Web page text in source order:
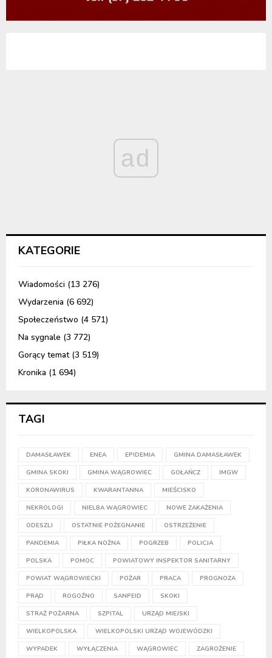
ad
KATEGORIE
Wiadomości (13 276)
Wydarzenia (6 692)
Społeczeństwo (4 571)
Na sygnale (3 772)
Gorący temat(3 519)
Kronika (1 694)
TAGI
DAMASŁAWEK ENEA EPIDEMIA GMINA DAMASŁAWEK
GMINA SKOKI GMINA WĄGROWIEC GOŁAŃCZ IMGW
KORONAWIRUS KWARANTANNA MIEŚCISKO
NEKROLOGI NIELBA WĄGROWIEC NOWE ZAKAŻENIA
ODESZLI OSTATNIE POŻEGNANIE OSTRZEŻENIE
PANDEMIA PIŁKA NOŻNA POGRZEB POLICJA
POLSKA POMOC POWIATOWY INSPEKTOR SANITARNY
POWIAT WĄGROWIECKI POŻAR PRACA PROGNOZA
PRĄD ROGOŹNO SANPEID SKOKI
STRAŻ POŻARNA SZPITAL URZĄD MIEJSKI
WIELKOPOLSKA WIELKOPOLSKI URZĄD WOJEWÓDZKI
WYPADEK WYŁĄCZENIA WĄGROWIEC ZAGROŻENIE